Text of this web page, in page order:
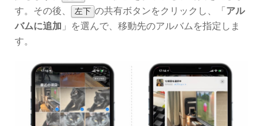
す。その後、
左下 の共有ボタンをクリックし、「 アル
バムに追加 」を選んで、移動先のアルバムを指定しま
す。